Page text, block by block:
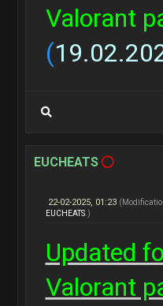
Valorant
(
EUCHEATS
22-02-2025, 01:23
EUCHEATS.)
Updated
Valorant